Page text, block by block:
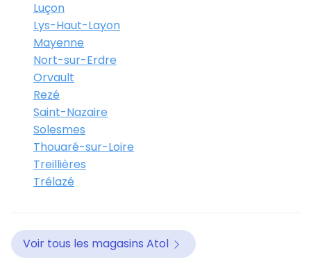
Luçon
Lys-Haut-Layon
Mayenne
Nort-sur-Erdre
Orvault
Rezé
Saint-Nazaire
Solesmes
Thouaré-sur-Loire
Treillières
Trélazé
Voir tous les magasins Atol